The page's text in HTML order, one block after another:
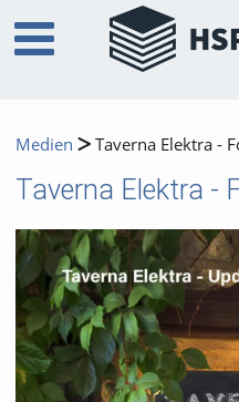
Medien Taverna Elektra -